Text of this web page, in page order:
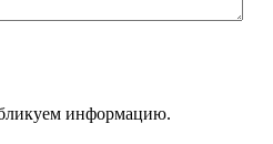
информацию.